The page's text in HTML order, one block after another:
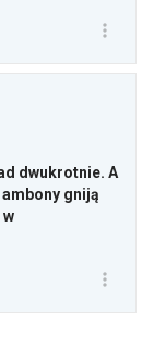
dwukrotnie. A
gniją